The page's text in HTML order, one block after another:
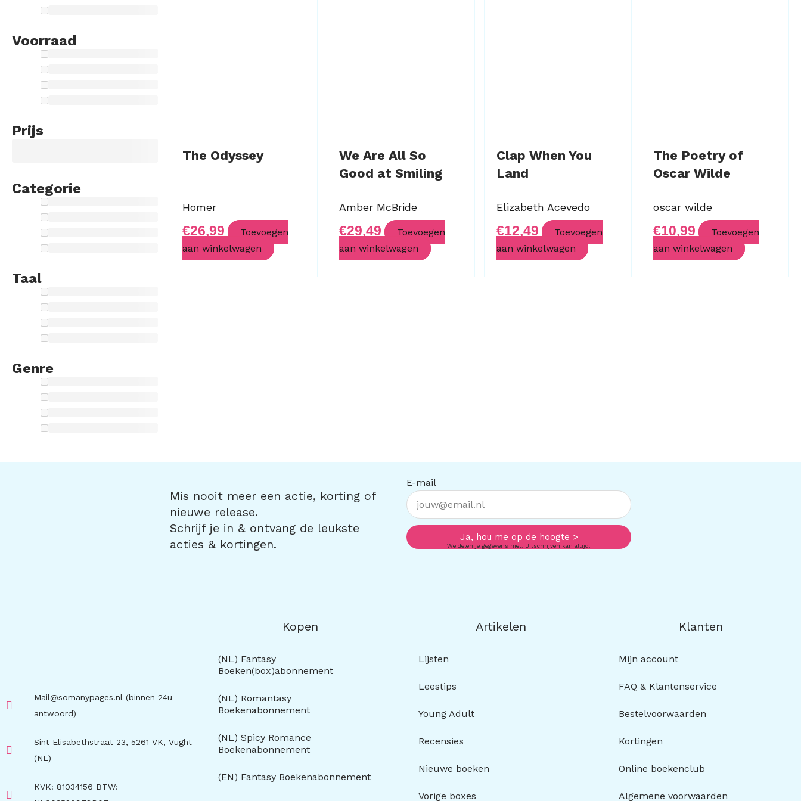
Voorraad
Prijs
Categorie
Taal
Genre
The Odyssey
Homer
€26,99
Toevoegen
aan winkelwagen
We Are All So
Good at Smiling
Amber McBride
€29,49
Toevoegen
aan winkelwagen
Clap When You
Land
Elizabeth Acevedo
€12,49
Toevoegen
aan winkelwagen
The Poetry of
Oscar Wilde
oscar wilde
€10,99
Toevoegen
aan winkelwagen
Mis nooit meer een actie, korting of
nieuwe release.
Schrijf je in & ontvang de leukste
acties & kortingen.
E-mail
Ja, hou me op de hoogte >
We delen je gegevens niet. Uitschrijven kan altijd.
Mail@somanypages.nl (binnen 24u
antwoord)
Sint Elisabethstraat 23, 5261 VK, Vught
(NL)
KVK: 81034156 BTW:
Kopen
(NL) Fantasy
Boeken(box)abonnement
(NL) Romantasy
Boekenabonnement
(NL) Spicy Romance
Boekenabonnement
(EN) Fantasy Boekenabonnement
Artikelen
Lijsten
Leestips
Young Adult
Recensies
Nieuwe boeken
Vorige boxes
Klanten
Mijn account
FAQ & Klantenservice
Bestelvoorwaarden
Kortingen
Online boekenclub
Algemene voorwaarden